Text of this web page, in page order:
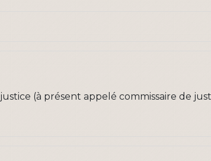
(à présent appelé commissaire de